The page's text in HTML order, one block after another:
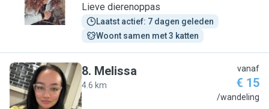
Lieve dierenoppas
Laatst actief: 7 dagen geleden
Woont samen met 3 katten
M
8. Melissa
4.6 km
vanaf
€ 15
/wandeling